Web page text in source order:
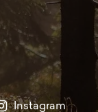
Instagram